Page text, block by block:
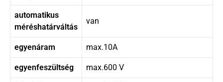
automatikus
méréshatárváltás
van
egyenáram max.10A
egyenfeszültség max.600 V